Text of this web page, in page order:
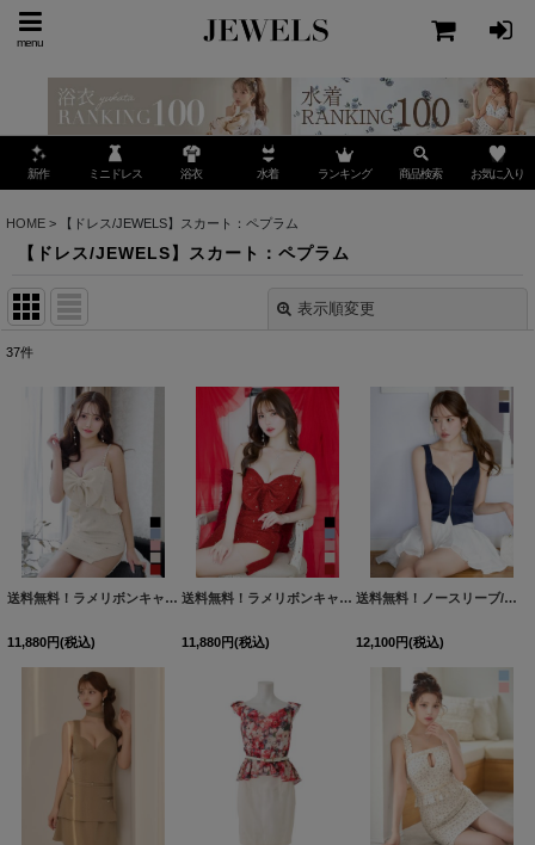
menu
新作 ミニドレス 浴衣 水着 ランキング 商品検索 お気に入り
HOME > 【ドレス/JEWELS】スカート：ペプラム
【ドレス/JEWELS】スカート：ペプラム
表示順変更
並び順 :
絞り込む
37件
送料無料！ラメリボンキャミソールドレス/ノースリーブ/ビジュー/谷間見せ/背中見せ/ミニドレス/キャバドレス【XS-XLサイズ/5カラー】[OF03]【一部予約商品/9月上旬発送予定】
11,880円(税込)
送料無料！ラメリボンキャミソールドレス/ノースリーブ/ビジュー/谷間見せ/背中見せ/ミニドレス/キャバドレス【XS-XLサイズ/5カラー】[OF03]【一部予約商品/9月上旬発送予定】
11,880円(税込)
送料無料！ノースリーブ/ジップアップ/セットアップ/フレアミニドレス/キャバドレス【S-Mサイズ/2カラー】[OF04]【SB】dzquSK
12,100円(税込)